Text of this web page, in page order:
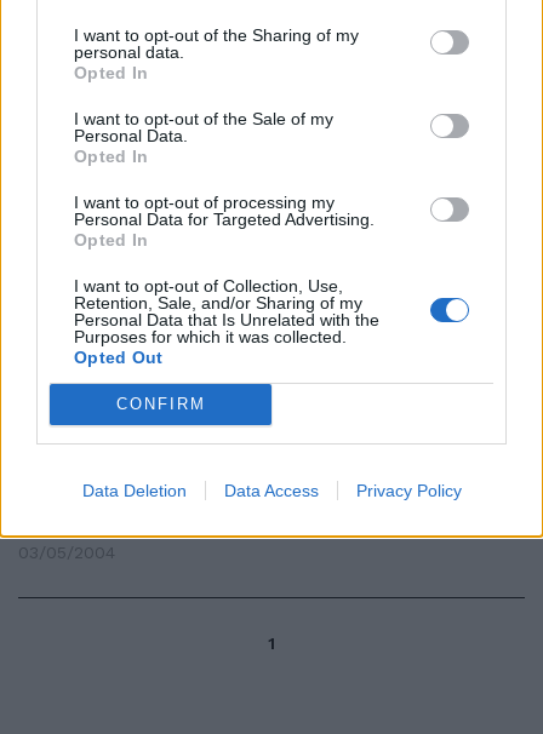
I want to opt-out of the Sharing of my
personal data.
Opted In
I want to opt-out of the Sale of my
Personal Data.
Opted In
I want to opt-out of processing my
Personal Data for Targeted Advertising.
Opted In
I want to opt-out of Collection, Use,
Retention, Sale, and/or Sharing of my
Personal Data that Is Unrelated with the
Purposes for which it was collected.
Opted Out
CONFIRM
Data Deletion Data Access Privacy Policy
Thriller psicologico Shelter ***
Cara Jessup (Julianne Moore ) è
una psichiatra forense molto
determinata e convinta che le
personalità multiple siano solo
suggestioni.
27/02/2011
Roma convinta: si rigioca
23/01/2011
di PAOLO CALCAGNO MILANO —
può nascere l'equilibrio
03/05/2004
1